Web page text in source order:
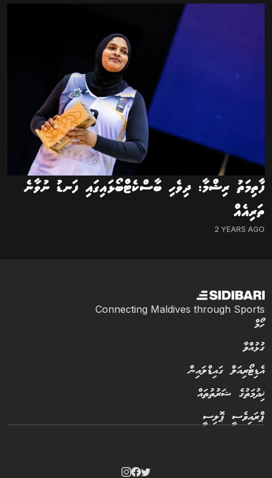
ފާތިމަތު ރިޝްމާ: ދިވެހި ބާސްކެޓްބޯޅައިގައި ފަނޑު ނުވާނެ
ތަރިއެއް
2 YEARS AGO
Connecting Maldives through Sports
ހޯމް
ގުޅުއްވާ
އެޑިޓޯރިއަލް ގައިޑްލައިން
ޚިދުމަތުގެ ޝަރުތުތައް
ޕްރައިވެސީ ޕޮލިސީ